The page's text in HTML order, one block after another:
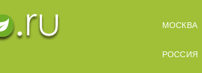
МОСКВА
РОССИЯ